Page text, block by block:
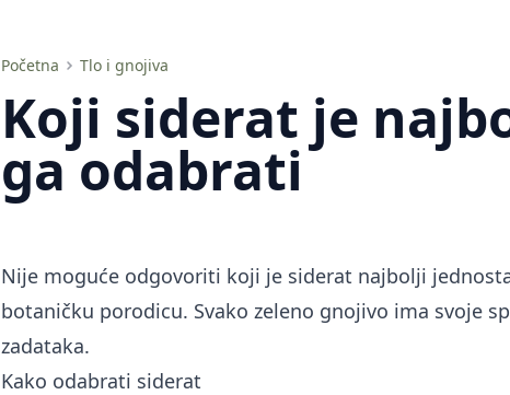
Početna Tlo i gnojiva
Koji siderat je najbolji i kako ga odabrati
Koji siderat je
ga odabrati
Nije moguće odgovoriti koji je siderat najbolji
botaničku porodicu. Svako zeleno gnojivo ima svoje
zadataka.
Kako odabrati siderat